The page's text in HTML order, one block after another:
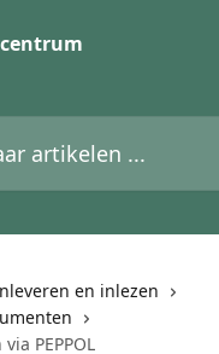
...
en inlezen
PEPPOL